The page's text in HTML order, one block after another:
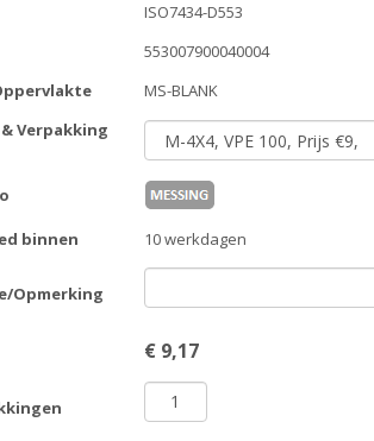
ISO7434-D553
553007900040004
MS-BLANK
Verpakking
binnen 10 werkdagen
Opmerking
€ 9,17